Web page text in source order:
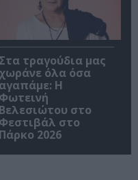
Στα τραγούδια μας
χωράνε όλα όσα
αγαπάμε: Η
Φωτεινή
Βελεσιώτου στο
Φεστιβάλ στο
Πάρκο 2026